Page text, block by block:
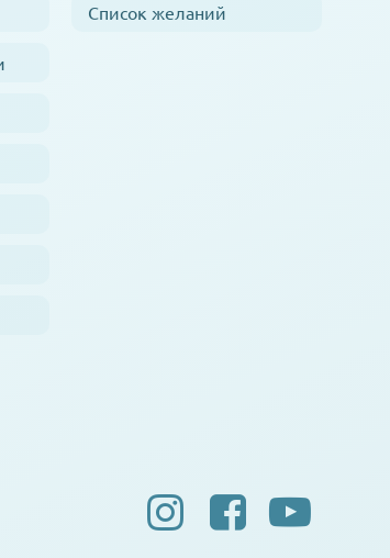
Список желаний